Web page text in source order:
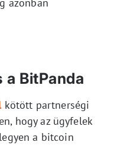
azonban
BitPanda
kötött partnerségi
hogy az ügyfelek
a bitcoin